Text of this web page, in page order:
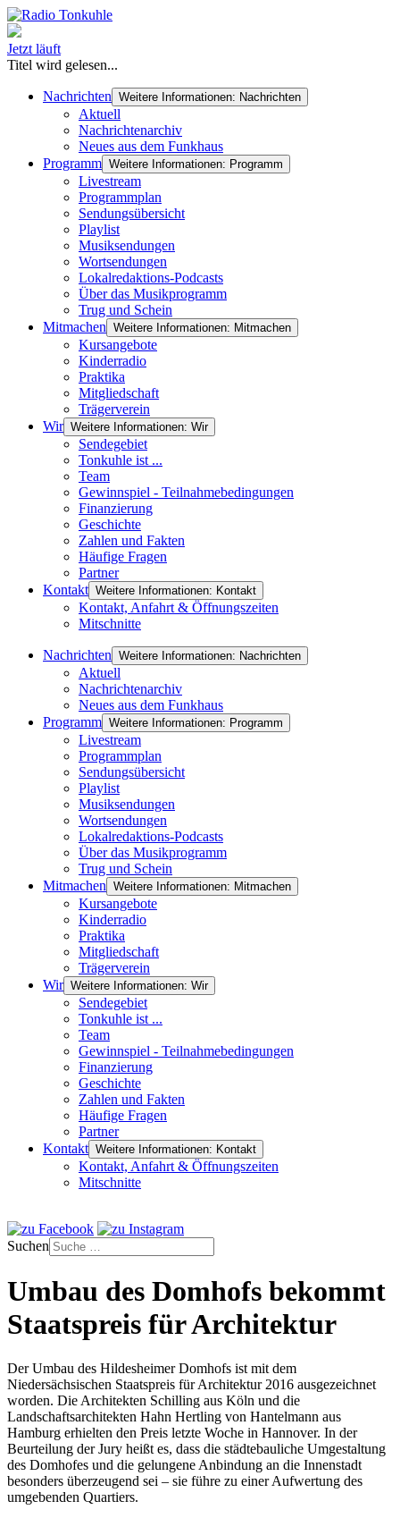
Jetzt läuft
Titel wird gelesen...
Nachrichten Weitere Informationen: Nachrichten
Aktuell
Nachrichtenarchiv
Neues aus dem Funkhaus
Programm Weitere Informationen: Programm
Livestream
Programmplan
Sendungsübersicht
Playlist
Musiksendungen
Wortsendungen
Lokalredaktions-Podcasts
Über das Musikprogramm
Trug und Schein
Mitmachen Weitere Informationen: Mitmachen
Kursangebote
Kinderradio
Praktika
Mitgliedschaft
Trägerverein
Wir Weitere Informationen: Wir
Sendegebiet
Tonkuhle ist ...
Team
Gewinnspiel - Teilnahmebedingungen
Finanzierung
Geschichte
Zahlen und Fakten
Häufige Fragen
Partner
Kontakt Weitere Informationen: Kontakt
Kontakt, Anfahrt & Öffnungszeiten
Mitschnitte
Nachrichten Weitere Informationen: Nachrichten
Aktuell
Nachrichtenarchiv
Neues aus dem Funkhaus
Programm Weitere Informationen: Programm
Livestream
Programmplan
Sendungsübersicht
Playlist
Musiksendungen
Wortsendungen
Lokalredaktions-Podcasts
Über das Musikprogramm
Trug und Schein
Mitmachen Weitere Informationen: Mitmachen
Kursangebote
Kinderradio
Praktika
Mitgliedschaft
Trägerverein
Wir Weitere Informationen: Wir
Sendegebiet
Tonkuhle ist ...
Team
Gewinnspiel - Teilnahmebedingungen
Finanzierung
Geschichte
Zahlen und Fakten
Häufige Fragen
Partner
Kontakt Weitere Informationen: Kontakt
Kontakt, Anfahrt & Öffnungszeiten
Mitschnitte
Suchen
Umbau des Domhofs bekommt
Staatspreis für Architektur
Der Umbau des Hildesheimer Domhofs ist mit dem
Niedersächsischen Staatspreis für Architektur 2016 ausgezeichnet
worden. Die Architekten Schilling aus Köln und die
Landschaftsarchitekten Hahn Hertling von Hantelmann aus
Hamburg erhielten den Preis letzte Woche in Hannover. In der
Beurteilung der Jury heißt es, dass die städtebauliche Umgestaltung
des Domhofes und die gelungene Anbindung an die Innenstadt
besonders überzeugend sei – sie führe zu einer Aufwertung des
umgebenden Quartiers.